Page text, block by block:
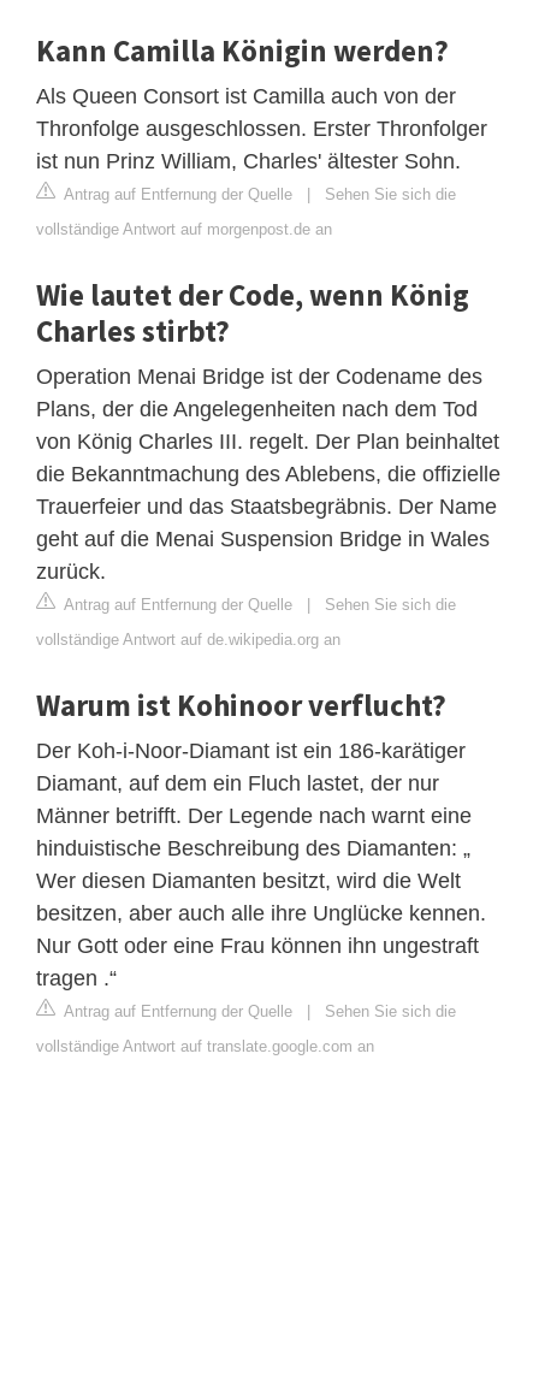
Kann Camilla Königin werden?
Als Queen Consort ist Camilla auch von der
Thronfolge ausgeschlossen. Erster Thronfolger
ist nun Prinz William, Charles' ältester Sohn.
Antrag auf Entfernung der Quelle | Sehen Sie sich die
vollständige Antwort auf morgenpost.de an
Wie lautet der Code, wenn König
Charles stirbt?
Operation Menai Bridge ist der Codename des
Plans, der die Angelegenheiten nach dem Tod
von König Charles III. regelt. Der Plan beinhaltet
die Bekanntmachung des Ablebens, die offizielle
Trauerfeier und das Staatsbegräbnis. Der Name
geht auf die Menai Suspension Bridge in Wales
zurück.
Antrag auf Entfernung der Quelle | Sehen Sie sich die
vollständige Antwort auf de.wikipedia.org an
Warum ist Kohinoor verflucht?
Der Koh-i-Noor-Diamant ist ein 186-karätiger
Diamant, auf dem ein Fluch lastet, der nur
Männer betrifft. Der Legende nach warnt eine
hinduistische Beschreibung des Diamanten: „
Wer diesen Diamanten besitzt, wird die Welt
besitzen, aber auch alle ihre Unglücke kennen.
Nur Gott oder eine Frau können ihn ungestraft
tragen .“
Antrag auf Entfernung der Quelle | Sehen Sie sich die
vollständige Antwort auf translate.google.com an